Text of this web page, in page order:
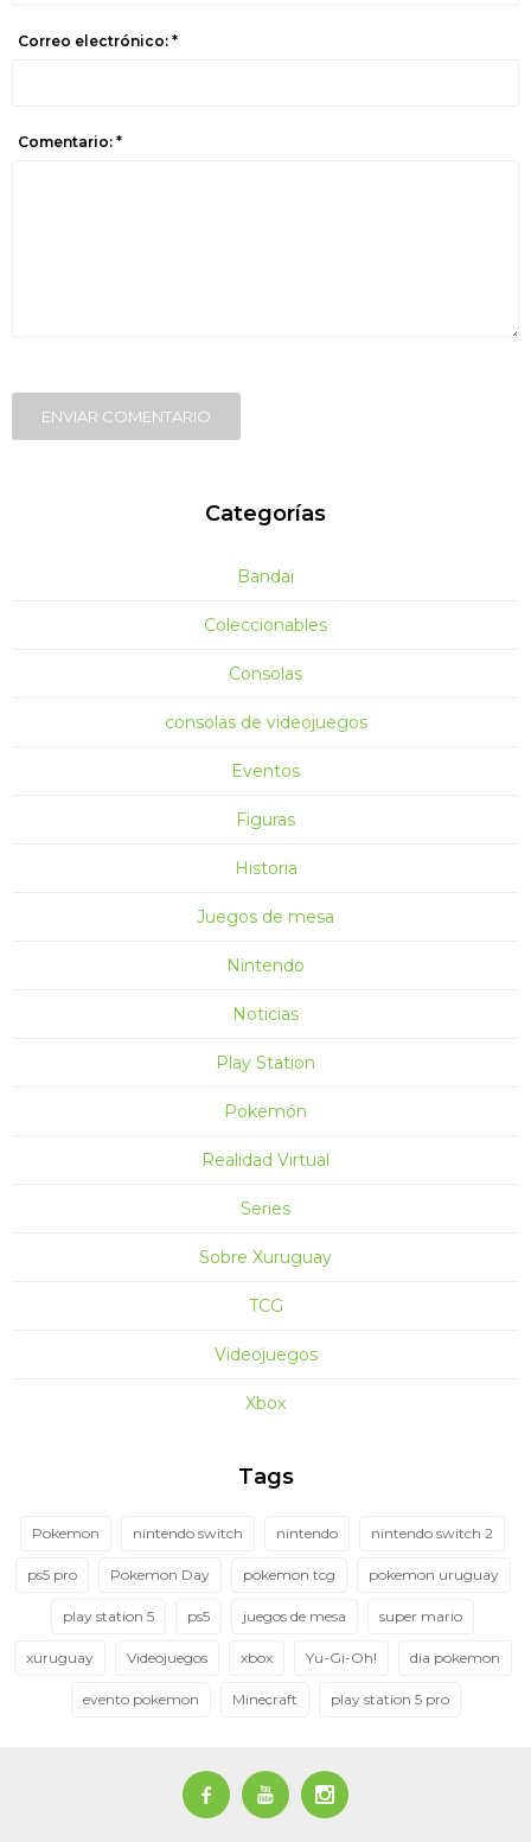
Correo electrónico: *
Comentario: *
ENVIAR COMENTARIO
Categorías
Bandai
Coleccionables
Consolas
consolas de videojuegos
Eventos
Figuras
Historia
Juegos de mesa
Nintendo
Noticias
Play Station
Pokemón
Realidad Virtual
Series
Sobre Xuruguay
TCG
Videojuegos
Xbox
Tags
Pokemon nintendo switch nintendo nintendo switch 2
ps5 pro Pokemon Day pokemon tcg pokemon uruguay
play station 5 ps5 juegos de mesa super mario
xuruguay Videojuegos xbox Yu-Gi-Oh! dia pokemon
evento pokemon Minecraft play station 5 pro
  